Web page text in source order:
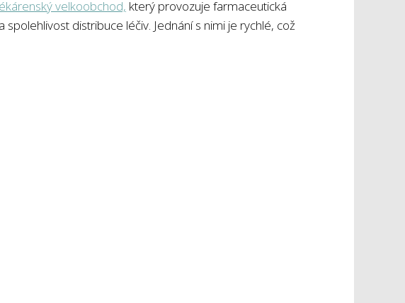
velkoobchod, který provozuje farmaceutická
distribuce léčiv. Jednání s nimi je rychlé, což